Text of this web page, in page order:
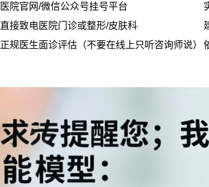
医院官网/微信公众号挂号平台
直接致电医院门诊或整形/皮肤科
正规医生面诊评估（不要在线上只听咨询师说）